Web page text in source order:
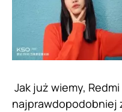
Jak już wiemy,
najprawdopodobniej